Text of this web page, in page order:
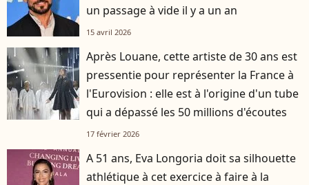
un passage à vide il y a un an
15 avril 2026
Après Louane, cette artiste de 30 ans est
pressentie pour représenter la France à
l'Eurovision : elle est à l'origine d'un tube
qui a dépassé les 50 millions d'écoutes
17 février 2026
A 51 ans, Eva Longoria doit sa silhouette
athlétique à cet exercice à faire à la